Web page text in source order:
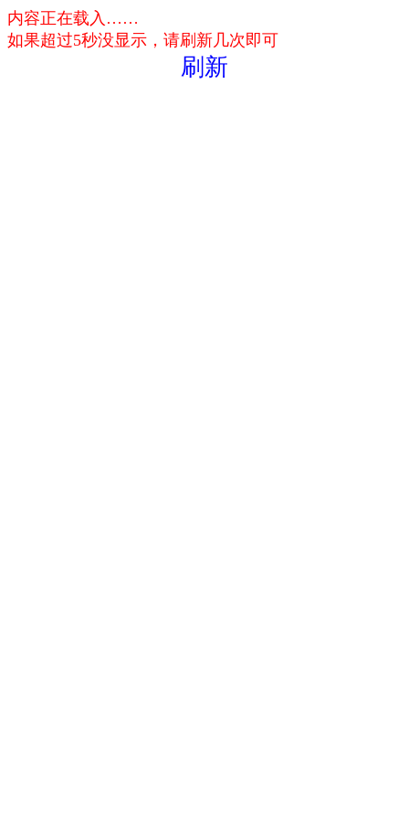
内容正在载入……
如果超过5秒没显示，请刷新几次即可
刷新